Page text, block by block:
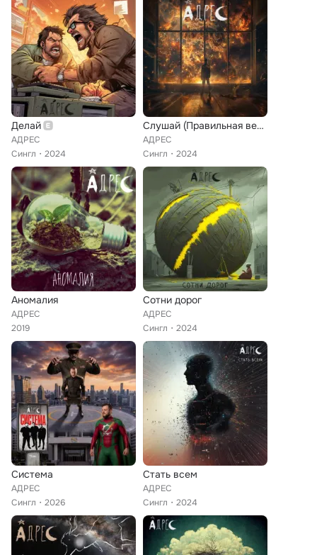
Делай
АДРЕС
Сингл
2024
Слушай (Правильная версия)
АДРЕС
Сингл
2024
Аномалия
АДРЕС
2019
Сотни дорог
АДРЕС
Сингл
2024
Система
АДРЕС
Сингл
2026
Стать всем
АДРЕС
Сингл
2024